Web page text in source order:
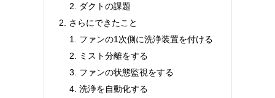
ダクトの課題
さらにできたこと
ファンの1次側に洗浄装置を付ける
ミスト分離をする
ファンの状態監視をする
洗浄を自動化する